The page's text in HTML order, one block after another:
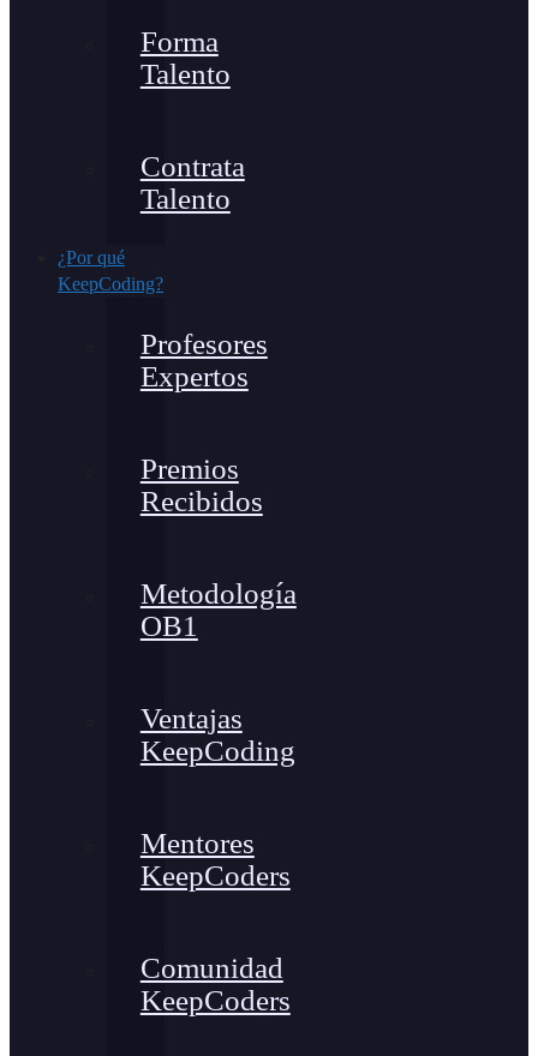
Forma
Talento
Contrata
Talento
¿Por qué
KeepCoding?
Profesores
Expertos
Premios
Recibidos
Metodología
OB1
Ventajas
KeepCoding
Mentores
KeepCoders
Comunidad
KeepCoders